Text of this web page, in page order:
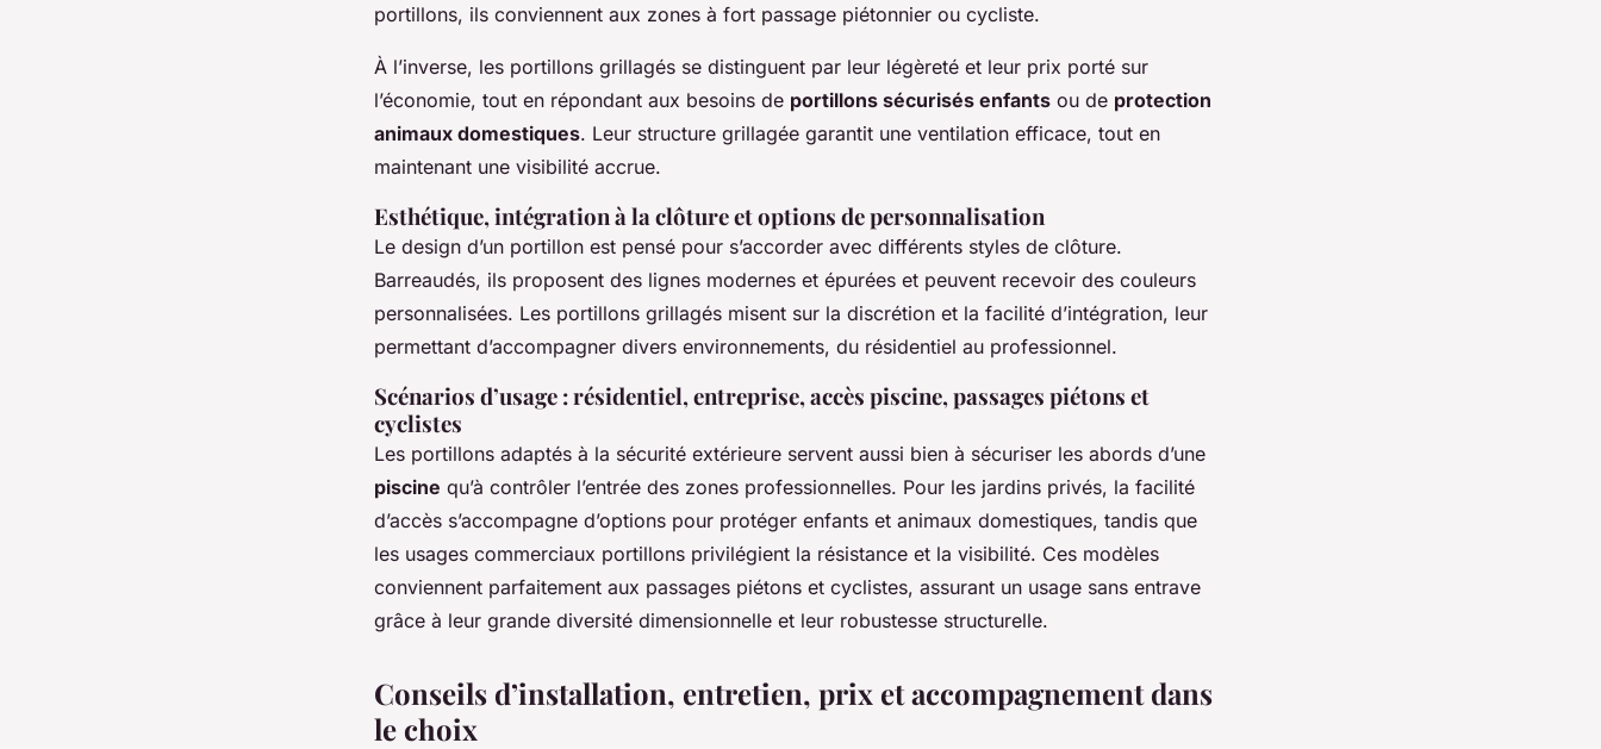
portillons, ils conviennent aux zones à fort passage piétonnier ou cycliste.
À l’inverse, les portillons grillagés se distinguent par leur légèreté et leur prix porté sur
l’économie, tout en répondant aux besoins de portillons sécurisés enfants ou de protection
animaux domestiques. Leur structure grillagée garantit une ventilation efficace, tout en
maintenant une visibilité accrue.
Esthétique, intégration à la clôture et options de personnalisation
Le design d’un portillon est pensé pour s’accorder avec différents styles de clôture.
Barreaudés, ils proposent des lignes modernes et épurées et peuvent recevoir des couleurs
personnalisées. Les portillons grillagés misent sur la discrétion et la facilité d’intégration, leur
permettant d’accompagner divers environnements, du résidentiel au professionnel.
Scénarios d’usage : résidentiel, entreprise, accès piscine, passages piétons et
cyclistes
Les portillons adaptés à la sécurité extérieure servent aussi bien à sécuriser les abords d’une
piscine qu’à contrôler l’entrée des zones professionnelles. Pour les jardins privés, la facilité
d’accès s’accompagne d’options pour protéger enfants et animaux domestiques, tandis que
les usages commerciaux portillons privilégient la résistance et la visibilité. Ces modèles
conviennent parfaitement aux passages piétons et cyclistes, assurant un usage sans entrave
grâce à leur grande diversité dimensionnelle et leur robustesse structurelle.
Conseils d’installation, entretien, prix et accompagnement dans
le choix